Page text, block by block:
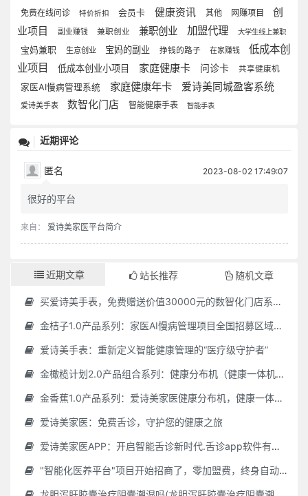
免费在线问诊 特价折扣 会员卡 健康资讯 其他 网赚项目
创
业项目
副业赚钱 兼职创业 兼职创业 加盟代理 大学生线上兼职
宝妈兼职 生意创业 宝妈的副业 挣钱的路子 在家赚钱
低成本创
业项目
低成本创业小项目 家庭健康卡 问诊卡 共享健康机
家医AI慢病管理系统 家庭健康年卡 爱诗美同城盈客系统
爱诗美手表 数智化门店 智能健康手表 智能手表
近期评论
匿名 2023-08-02 17:49:07
很好的平台
来自： 爱诗美家医平台简介
近期文章 站长推荐 随机文章
买爱诗美手表，免费赠送价值30000元的数智化门店系统一套（含硬件）
金桔子1.0产品系列：家医AI慢病管理项目全国招募区域合伙人，低投入，高回报，长收益
爱诗美手表：重新定义智能健康管理的“医疗级守护者”
金橄榄计划2.0产品组合系列：健康分布机（健康一体机）+慢病管理系统，可落地在健康小屋，社区服务中心等等
金香蕉1.0产品系列：爱诗美家医健康分布机，健康一体机，社区服务中心，药店，健康小屋都需要
爱诗美家医：免费舌诊，守护您的健康之旅
爱诗美家医APP：开启智能舌诊新时代.舌诊app软件有哪些 好用的舌诊app大全
"智能化医养平台"项目开始招商了，零加盟费，终身自动赚钱